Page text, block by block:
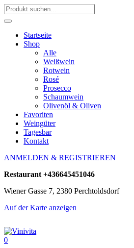
Startseite
Shop
Alle
Weißwein
Rotwein
Rosé
Prosecco
Schaumwein
Olivenöl & Oliven
Favoriten
Weingüter
Tagesbar
Kontakt
ANMELDEN & REGISTRIEREN
Restaurant +436645451046
Wiener Gasse 7, 2380 Perchtoldsdorf
Auf der Karte anzeigen
0